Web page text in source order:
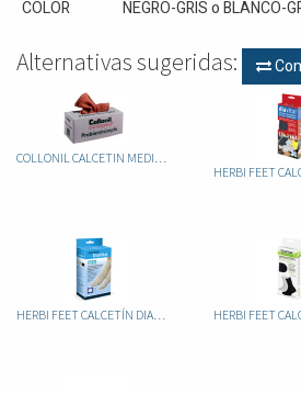
COLOR NEGRO-GRISoBLANCO-
Alternativas sugeridas:
COLLONIL CALCETIN MEDIA 144UND
HERBI FEET CALCETÍN DIAVITAL PIE SENSIBLE